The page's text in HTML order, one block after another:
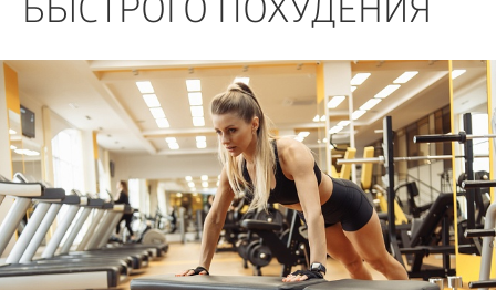
БЫСТРОГО ПОХУДЕНИЯ
ДОМ
КАК?
БИЗНЕС